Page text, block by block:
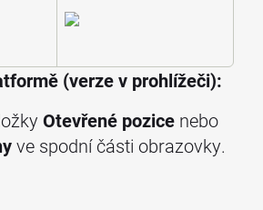
(verze v prohlížeči):
Otevřené pozice nebo
ve spodní části obrazovky.